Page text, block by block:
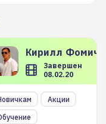
Кирилл
Завершен
08.02.20
Акции